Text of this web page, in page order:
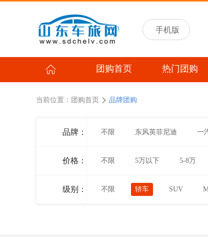
手机版
团购首页 热门团购
当前位置： 团购首页 品牌团购
品牌： 不限 东风英菲尼迪 一
价格： 不限 5万以下 5-8万
级别： 不限 轿车 SUV